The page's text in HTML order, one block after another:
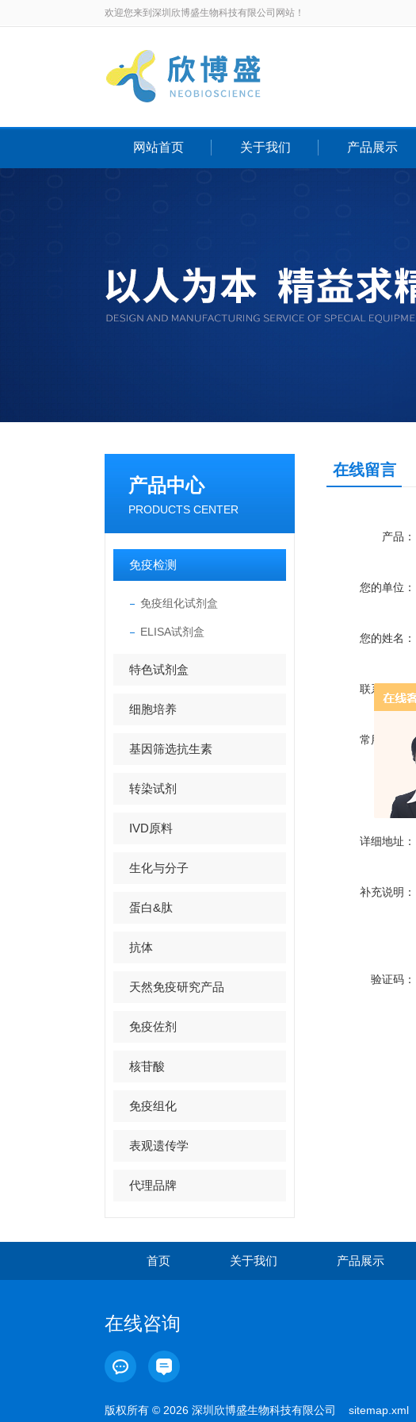
欢迎您来到深圳欣博盛生物科技有限公司网站！
网站首页 关于我们 产品展示
产品中心
PRODUCTS CENTER
免疫检测
免疫组化试剂盒
ELISA试剂盒
特色试剂盒
细胞培养
基因筛选抗生素
转染试剂
IVD原料
生化与分子
蛋白&肽
抗体
天然免疫研究产品
免疫佐剂
核苷酸
免疫组化
表观遗传学
代理品牌
在线留言
产品：
您的单位：
您的姓名：
联系电话：
常用邮箱：
省份：
详细地址：
补充说明：
验证码：
首页 关于我们 产品展示
在线咨询
版权所有 © 2026 深圳欣博盛生物科技有限公司 sitemap.xml